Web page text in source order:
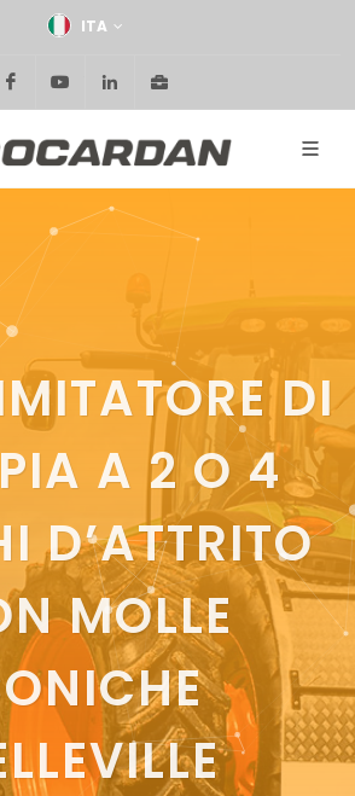
ITA
FacebookYoutubeLinkedin
DI
A 2 O 4
D’ATTRITO
MOLLE